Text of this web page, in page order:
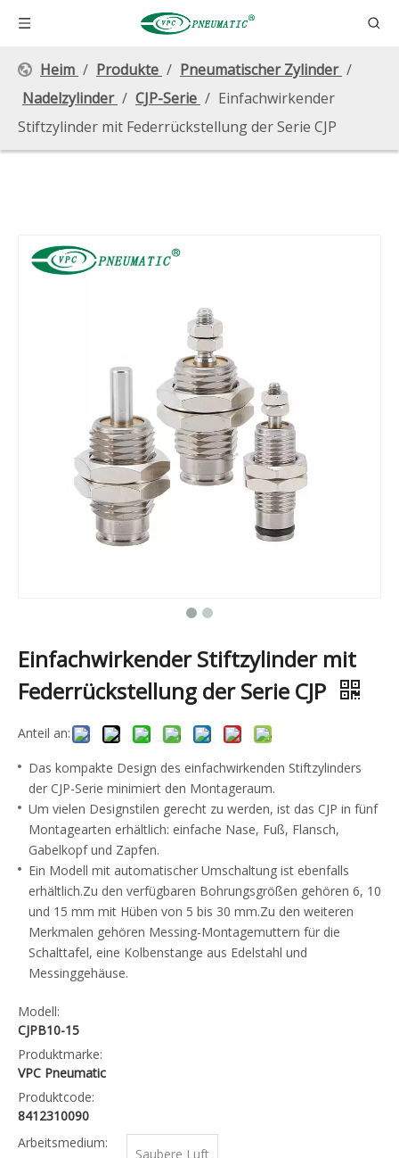
Heim / Produkte / Pneumatischer Zylinder /
Nadelzylinder / CJP-Serie / Einfachwirkender
Stiftzylinder mit Federrückstellung der Serie CJP
Einfachwirkender Stiftzylinder mit
Federrückstellung der Serie CJP
Anteil an:
Das kompakte Design des einfachwirkenden Stiftzylinders
der CJP-Serie minimiert den Montageraum.
Um vielen Designstilen gerecht zu werden, ist das CJP in fünf
Montagearten erhältlich: einfache Nase, Fuß, Flansch,
Gabelkopf und Zapfen.
Ein Modell mit automatischer Umschaltung ist ebenfalls
erhältlich.Zu den verfügbaren Bohrungsgrößen gehören 6, 10
und 15 mm mit Hüben von 5 bis 30 mm.Zu den weiteren
Merkmalen gehören Messing-Montagemuttern für die
Schalttafel, eine Kolbenstange aus Edelstahl und
Messinggehäuse.
Modell:
CJPB10-15
Produktmarke:
VPC Pneumatic
Produktcode:
8412310090
Arbeitsmedium:
Saubere Luft